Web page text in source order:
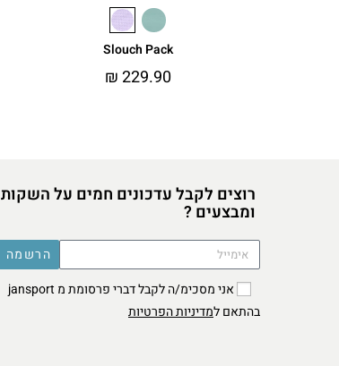
Slouch Pack
₪229.90
רוצים לקבל עדכונים חמים על השקות
ומבצעים ?
אני מסכימ/ה לקבל דברי פרסומת מ jansport
בהתאם למדיניות הפרטיות
הרשמה